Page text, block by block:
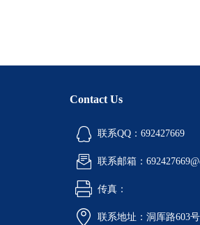
Contact Us
联系QQ：692427669
联系邮箱：
传真：
联系地址：洞厍路603号